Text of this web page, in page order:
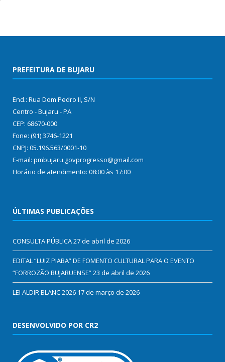
PREFEITURA DE BUJARU
End.: Rua Dom Pedro II, S/N
Centro - Bujaru - PA
CEP: 68670-000
Fone: (91) 3746-1221
CNPJ: 05.196.563/0001-10
E-mail: pmbujaru.govprogresso@gmail.com
Horário de atendimento: 08:00 às 17:00
ÚLTIMAS PUBLICAÇÕES
CONSULTA PÚBLICA27 de abril de 2026
EDITAL “LUIZ PIABA” DE FOMENTO CULTURAL PARA O EVENTO
“FORROZÃO BUJARUENSE”23 de abril de 2026
LEI ALDIR BLANC 2026 17 de março de 2026
DESENVOLVIDO POR CR2